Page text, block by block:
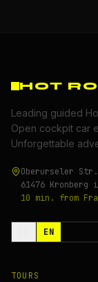
HOT
Leading guided
Open cockpit car
Unforgettable
Oberurseler
61476 Kronberg
10 min. from
EN
TOURS